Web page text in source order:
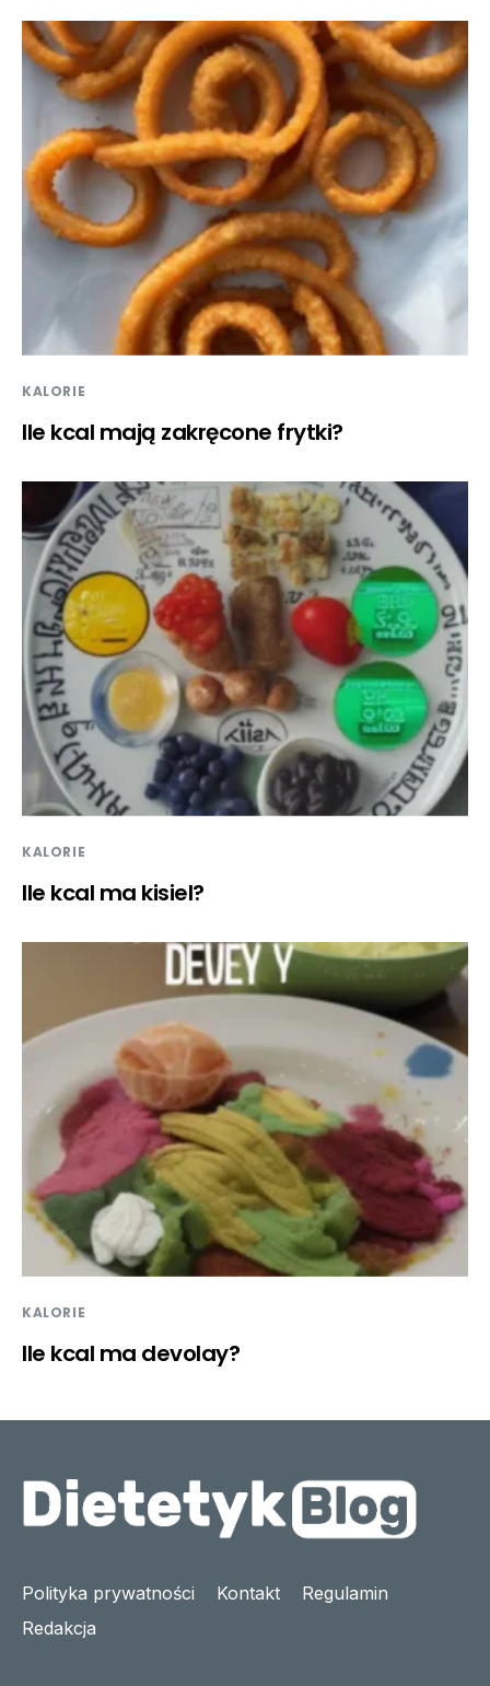
KALORIE
Ile kcal mają zakręcone frytki?
KALORIE
Ile kcal ma kisiel?
KALORIE
Ile kcal ma devolay?
Polityka prywatności Kontakt
Regulamin
Redakcja